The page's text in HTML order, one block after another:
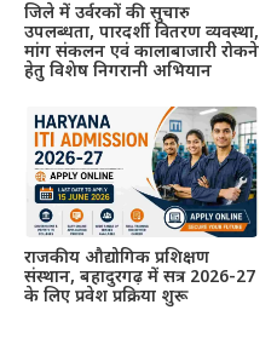
जिले में उर्वरकों की सुचारु
उपलब्धता, पारदर्शी वितरण व्यवस्था,
मांग संकलन एवं कालाबाजारी रोकने
हेतु विशेष निगरानी अभियान
राजकीय औद्योगिक प्रशिक्षण
संस्थान, बहादुरगढ़ में सत्र 2026-27
के लिए प्रवेश प्रक्रिया शुरू